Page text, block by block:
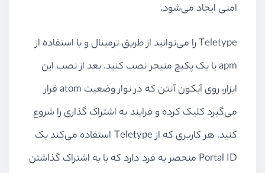
امنی ایجاد می‌شود.
Teletype را می‌توانید از طریق ترمینال و با استفاده از
apm یا یک پکیج منیجر نصب کنید. بعد از نصب این
ابزار، روی آیکون آنتن که در نوار وضعیت atom قرار
می‌گیرد کلیک کرده و فرایند به اشتراک گذاری را شروع
کنید. هر کاربری که از Teletype استفاده می‌کند یک
Portal ID منحصر به فرد دارد که با به اشتراک گذاشتن